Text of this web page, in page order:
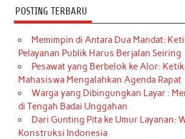
POSTING TERBARU
Memimpin di Antara Dua Mandat:
Pelayanan Publik Harus Berjalan Seiring
Pesawat yang Berbelok ke Alor:
Mahasiswa Mengalahkan Agenda Rapat
Warga yang Dibingungkan Layar :
di Tengah Badai Unggahan
Dari Gunting Pita ke Umur Layanan:
Konstruksi Indonesia